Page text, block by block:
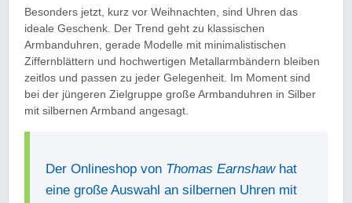
Besonders jetzt, kurz vor Weihnachten, sind Uhren das
ideale Geschenk. Der Trend geht zu klassischen
Armbanduhren, gerade Modelle mit minimalistischen
Ziffernblättern und hochwertigen Metallarmbändern bleiben
zeitlos und passen zu jeder Gelegenheit. Im Moment sind
bei der jüngeren Zielgruppe große Armbanduhren in Silber
mit silbernen Armband angesagt.
Der Onlineshop von Thomas Earnshawhat
eine große Auswahl an silbernen Uhren mit